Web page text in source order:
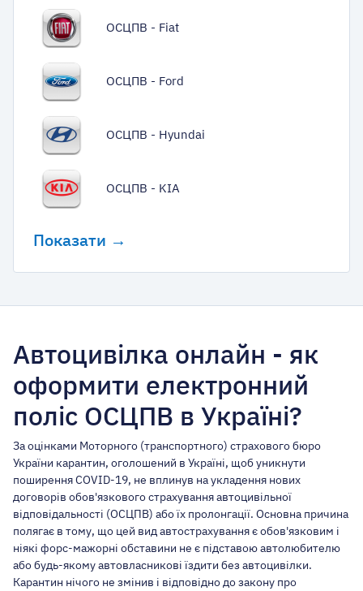
ОСЦПВ - Fiat
ОСЦПВ - Ford
ОСЦПВ - Hyundai
ОСЦПВ - KIA
Показати →
Автоцивілка онлайн - як
оформити електронний
поліс ОСЦПВ в Україні?
За оцінками Моторного (транспортного) страхового бюро
України карантин, оголошений в Україні, щоб уникнути
поширення COVID-19, не вплинув на укладення нових
договорів обов'язкового страхування автоцивільної
відповідальності (ОСЦПВ) або їх пролонгації. Основна причина
полягає в тому, що цей вид автострахування є обов'язковим і
ніякі форс-мажорні обставини не є підставою автолюбителю
або будь-якому автовласникові їздити без автоцивілки.
Карантин нічого не змінив і відповідно до закону про